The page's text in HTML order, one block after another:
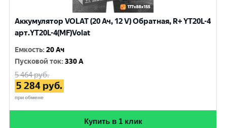
Аккумулятор VOLAT (20 Ач, 12 V) Обратная, R+ YT20L-4
арт.YT20L-4(MF)Volat
Емкость:20 Ач
Пусковой ток:330 A
5 464руб.
5 284 руб.
при обмене
Купить в 1 клик